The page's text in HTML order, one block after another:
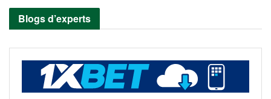
Blogs d’experts